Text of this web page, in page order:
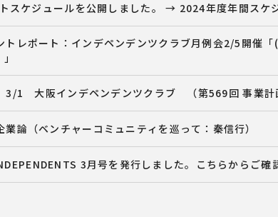
スケジュールを公開しました。 → 2024年度年間スケ
トレポート：インデペンデンツクラブ月例会2/5開催
3/1 大阪インデペンデンツクラブ （第569回 事業計
業論（ベンチャーコミュニティを巡って：秦信行）
3月号を発行しました。こちらからご確